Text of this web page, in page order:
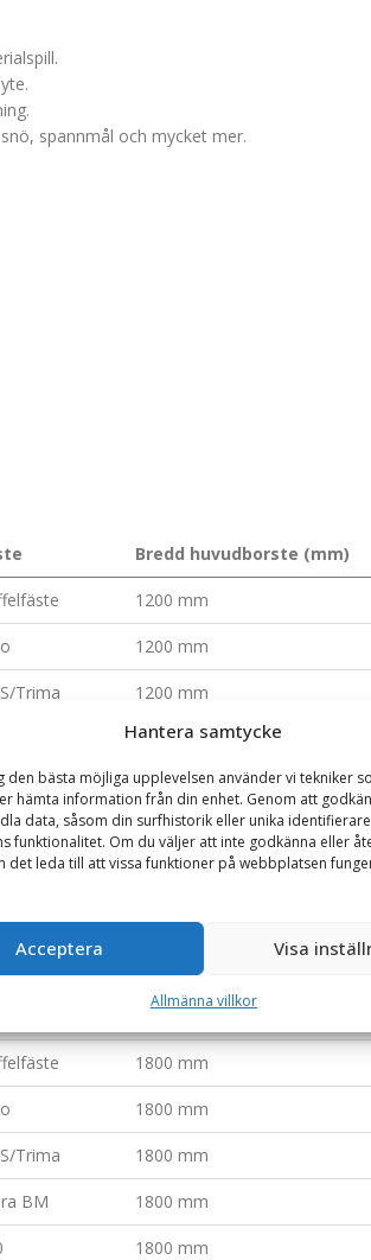
Hantera samtycke
den bästa möjliga upplevelsen använder vi tekniker
hämta information från din enhet. Genom att
data, såsom din surfhistorik eller unika
funktionalitet. Om du väljer att inte godkänna eller
det leda till att vissa funktioner på webbplatsen
Acceptera Visa
Allmänna villkor
spannmål och mycket mer.
Bredd huvudborste (mm)
1200 mm
1200 mm
Trima 1200 mm
1200 mm
1200 mm
1500 mm
Trima 1500 mm
BM 1500 mm
1500 mm
1800 mm
1800 mm
Trima 1800 mm
BM 1800 mm
1800 mm